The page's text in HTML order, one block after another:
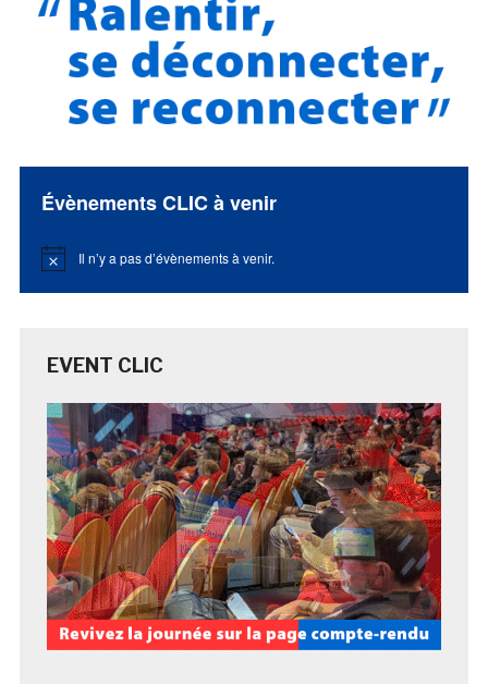
Évènements CLIC à venir
Notice Il n’y a pas d’évènements à venir.
EVENT CLIC